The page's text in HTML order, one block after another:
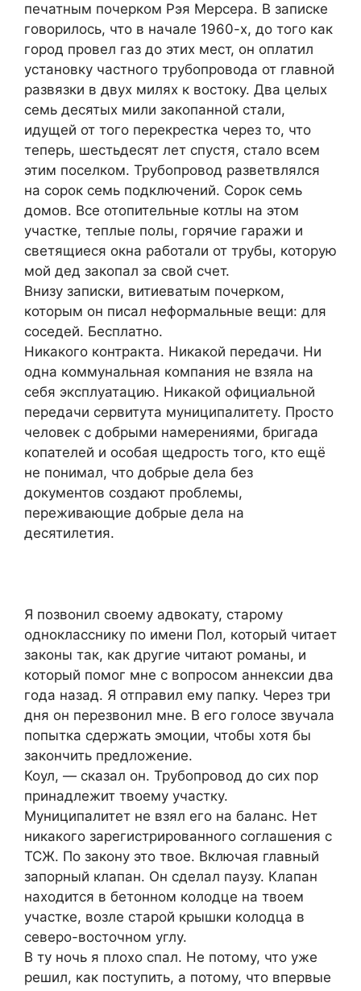
печатным почерком Рэя Мерсера. В записке
говорилось, что в начале 1960-х, до того как
город провел газ до этих мест, он оплатил
установку частного трубопровода от главной
развязки в двух милях к востоку. Два целых
семь десятых мили закопанной стали,
идущей от того перекрестка через то, что
теперь, шестьдесят лет спустя, стало всем
этим поселком. Трубопровод разветвлялся
на сорок семь подключений. Сорок семь
домов. Все отопительные котлы на этом
участке, теплые полы, горячие гаражи и
светящиеся окна работали от трубы, которую
мой дед закопал за свой счет.
Внизу записки, витиеватым почерком,
которым он писал неформальные вещи: для
соседей. Бесплатно.
Никакого контракта. Никакой передачи. Ни
одна коммунальная компания не взяла на
себя эксплуатацию. Никакой официальной
передачи сервитута муниципалитету. Просто
человек с добрыми намерениями, бригада
копателей и особая щедрость того, кто ещё
не понимал, что добрые дела без
документов создают проблемы,
переживающие добрые дела на
десятилетия.
Я позвонил своему адвокату, старому
однокласснику по имени Пол, который читает
законы так, как другие читают романы, и
который помог мне с вопросом аннексии два
года назад. Я отправил ему папку. Через три
дня он перезвонил мне. В его голосе звучала
попытка сдержать эмоции, чтобы хотя бы
закончить предложение.
Коул, — сказал он. Трубопровод до сих пор
принадлежит твоему участку.
Муниципалитет не взял его на баланс. Нет
никакого зарегистрированного соглашения с
ТСЖ. По закону это твое. Включая главный
запорный клапан. Он сделал паузу. Клапан
находится в бетонном колодце на твоем
участке, возле старой крышки колодца в
северо-восточном углу.
В ту ночь я плохо спал. Не потому, что уже
решил, как поступить, а потому, что впервые